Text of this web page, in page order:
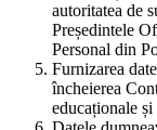
autoritatea de
Președintele
Personal din
Furnizarea
încheierea
educaționale